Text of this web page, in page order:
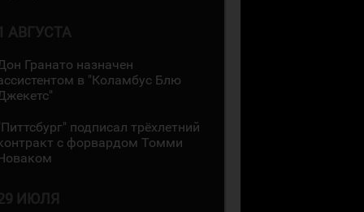
АВГУСТА
Гранато назначен
в "Коламбус Блю
подписал трёхлетний
с форвардом Томми
ИЮЛЯ